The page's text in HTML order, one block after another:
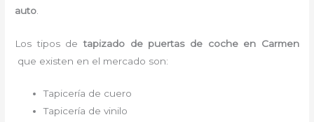
auto
Los tipos de tapizado de puertas de coche en Carmen
que existen en el mercado son:
Tapicería de cuero
Tapicería de vinilo